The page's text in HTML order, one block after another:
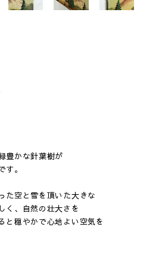
豊かな針葉樹が
。
た空と雪を頂いた大きな
く、自然の壮大さを
と穏やかで心地よい空気を